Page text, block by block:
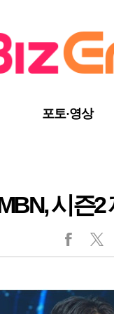
포토·영상
시즌2